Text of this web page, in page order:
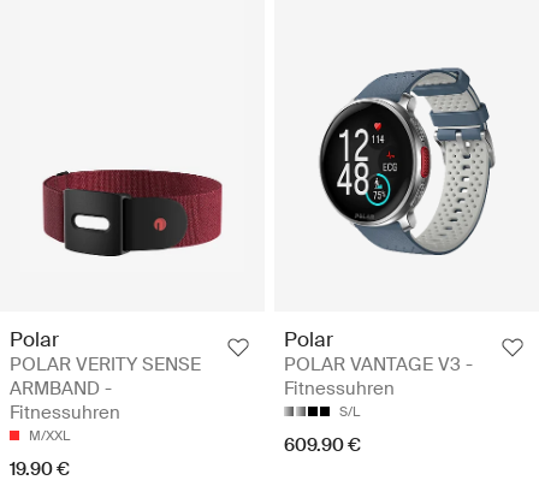
Polar
POLAR VERITY SENSE
ARMBAND -
Fitnessuhren
M/XXL
19.90 €
Polar
POLAR VANTAGE V3 -
Fitnessuhren
S/L
609.90 €